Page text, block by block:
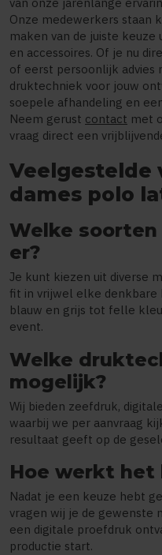
Onze medewerkers staan
maken van de juiste
en accessoires. Of je nu
of eerst persoonlijk advies
druktechniek voor jouw
soepele afhandeling en
Neem gerust contact met
vraag direct een
Veelgestelde
dames polo
Welke
er?
Je kunt kiezen uit diverse
fit in vrijwel elke denkbare
blauw en grijs tot felle
event.
Welke
mogelijk?
Wij bieden zeefdruk,
waarbij we per aanvraag
resultaat geeft op de
Hoe werkt het
Nadat je een keuze hebt
vragen wij je de gewenste
een digitale proefdruk
productie start.